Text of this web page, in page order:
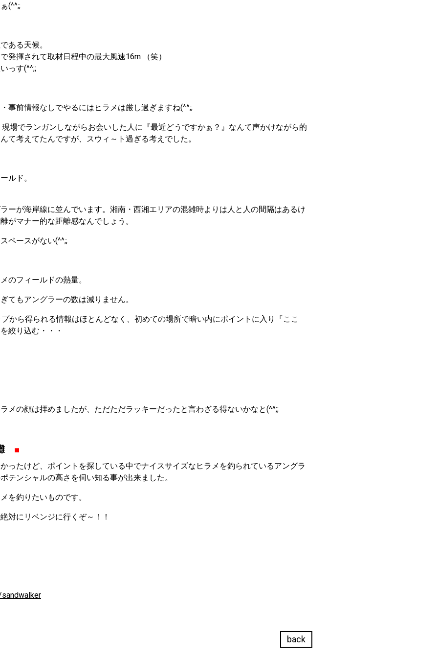
(^^;;
ある天候。
発揮されて取材日程中の最大風速16m （笑）
っす(^^;;
事前情報なしでやるにはヒラメは厳し過ぎますね(^^;;
場でランガンしながらお会いした人に『最近どうですかぁ？』なんて声かけながら的
て考えてたんですが、スウィ～ト過ぎる考えでした。
ルド。
ーが海岸線に並んでいます。湘南・西湘エリアの混雑時よりは人と人の間隔はあるけ
がマナー的な距離感なんでしょう。
ペースがない(^^;;
のフィールドの熱量。
てもアングラーの数は減りません。
から得られる情報はほとんどなく、初めての場所で暗い内にポイントに入り『ここ
絞り込む・・・
メの顔は拝めましたが、ただただラッキーだったと言わざる得ないかなと(^^;;
■
ったけど、ポイントを探している中でナイスサイズなヒラメを釣られているアングラ
テンシャルの高さを伺い知る事が出来ました。
を釣りたいものです。
対にリベンジに行くぞ～！！
back